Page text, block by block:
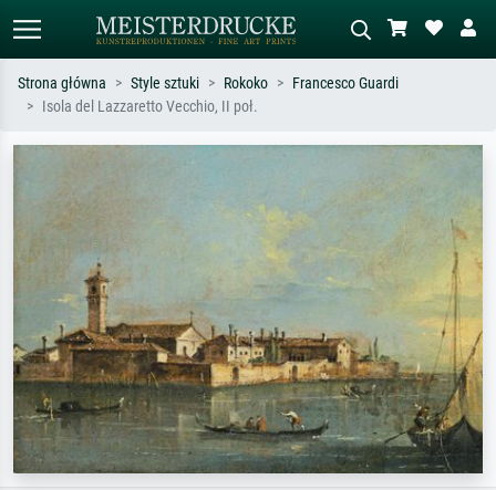
impresjonizm, fala Hokusaia, akt.
Strona główna Style sztuki Rokoko
Francesco Guardi
Isola del Lazzaretto Vecchio, II poł.